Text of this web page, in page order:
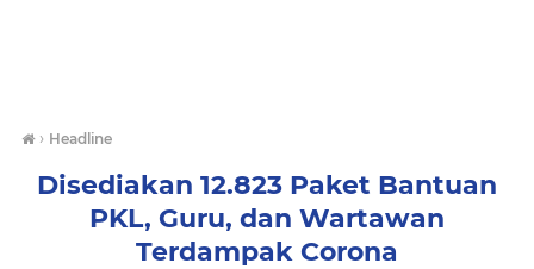
› Headline
Disediakan 12.823 Paket Bantuan
PKL, Guru, dan Wartawan
Terdampak Corona